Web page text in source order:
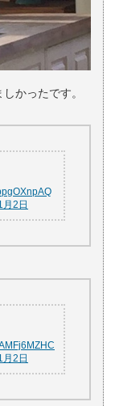
かったです。
2日
2日